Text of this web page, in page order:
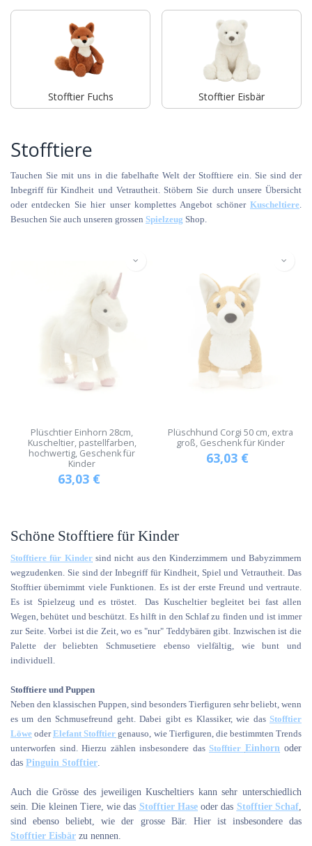
Stofftier Fuchs Stofftier Eisbär
Stofftiere
Tauchen Sie mit uns in die fabelhafte Welt der Stofftiere ein. Sie sind der
Inbegriff für Kindheit und Vetrautheit. Stöbern Sie durch unsere Übersicht
oder entdecken Sie hier unser komplettes Angebot schöner Kuscheltiere
Besuchen Sie auch unseren grossen Spielzeug Shop.
Plüschtier Einhorn 28cm,
Kuscheltier, pastellfarben,
hochwertig, Geschenk für
Kinder
63,03 €
Plüschhund Corgi 50 cm, extra
groß, Geschenk für Kinder
63,03 €
Schöne Stofftiere für Kinder
Stofftiere für Kindersind nicht aus den Kinderzimmern und Babyzimmern
wegzudenken. Sie sind der Inbegriff für Kindheit, Spiel und Vetrautheit. Das
Stofftier übernimmt viele Funktionen. Es ist der erste Freund und vertraute.
Es ist Spielzeug und es tröstet. Das Kuscheltier begleitet bei fast allen
Wegen, behütet und beschützt. Es hilft in den Schlaf zu finden und ist immer
zur Seite. Vorbei ist die Zeit, wo es "nur" Teddybären gibt. Inzwischen ist die
Palette der beliebten Schmusetiere ebenso vielfältig, wie bunt und
individuell.
Stofftiere und Puppen
Neben den klassischen Puppen, sind besonders Tierfiguren sehr beliebt, wenn
es um den Schmusefreund geht. Dabei gibt es Klassiker, wie das Stofftier
Löwe oderElefant Stofftier genauso, wie Tierfiguren, die bestimmten Trends
unterworfen sind. Hierzu zählen insbesondere das Stofftier Einhorn oder
das Pinguin Stofftier
Auch die Grösse des jeweiligen Kuscheltiers kann sehr unterschiedlich
sein. Die kleinen Tiere, wie das Stofftier Haseoder das Stofftier Schaf
sind ebenso beliebt, wie der grosse Bär. Hier ist insbesondere das
Stofftier Eisbär zu nennen.